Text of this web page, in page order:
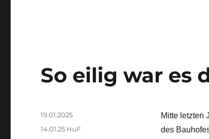
So eilig war es
Mitte letzten
des
Veröffentlicht
19.01.2025
Kategorien
14.01.25 HuF